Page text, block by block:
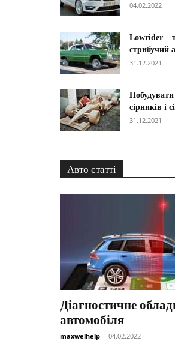
04.02.2022
Lowrider –
стрибучий
31.12.2021
сірників і
31.12.2021
Авто статті
Діагностичне
автомобіля
maxwelhelp - 04.02.2022